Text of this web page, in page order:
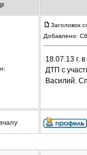
Заголовок
Добавлено:
18.07.13 г.
ДТП с
Василий.